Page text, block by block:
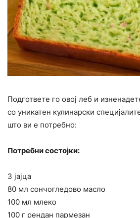
Подгответе го овој леб и
со уникатен кулинарски
што ви е потребно:
Потребни состојки:
3 јајца
80 мл сончогледово масло
100 мл млеко
100 г рендан пармезан